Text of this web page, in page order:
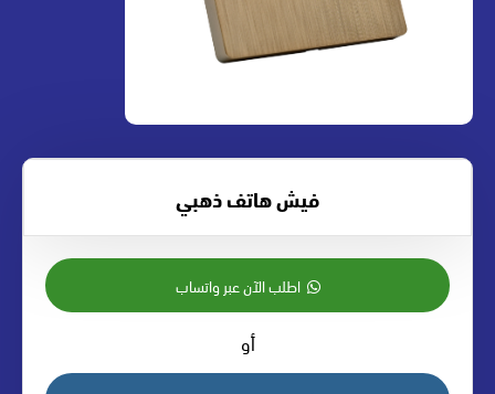
فيش هاتف ذهبي
اطلب الآن عبر واتساب
أو